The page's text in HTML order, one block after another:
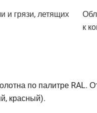
и грязи, летящих
к
по палитре RAL.
красный).